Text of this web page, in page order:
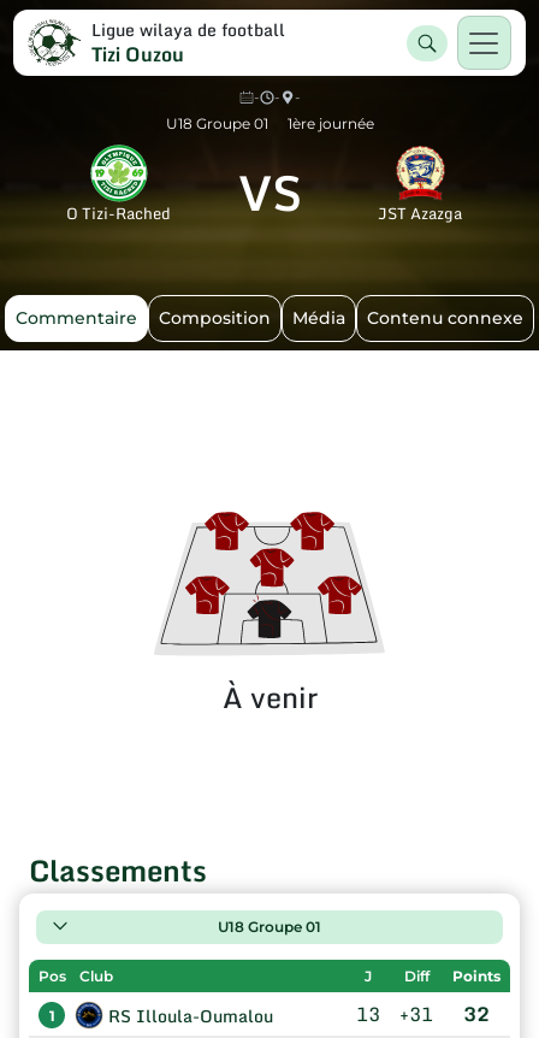
Ligue wilaya de football
Tizi Ouzou
- -
-
U18 Groupe 01
1ère journée
O Tizi-Rached VS JST Azazga
Commentaire Composition Média Contenu connexe
À venir
Classements
U18 Groupe 01
Pos Club J Diff Points
1 RS Illoula-Oumalou 13 +31 32